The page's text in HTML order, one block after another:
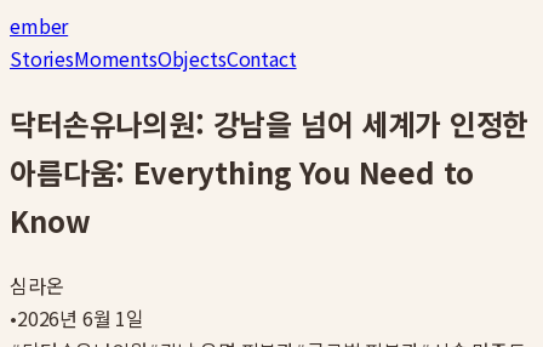
ember
StoriesMomentsObjectsContact
닥터손유나의원: 강남을 넘어 세계가 인정한
아름다움: Everything You Need to
Know
심라온
•2026년 6월 1일